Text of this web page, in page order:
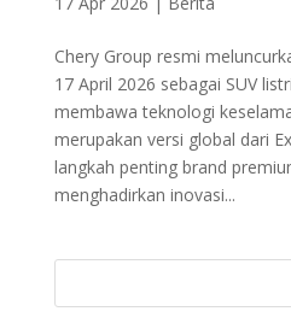
Chery Group resmi
17 April 2026 sebagai SUV
membawa teknologi
merupakan versi global dari
langkah penting brand
menghadirkan inovasi...